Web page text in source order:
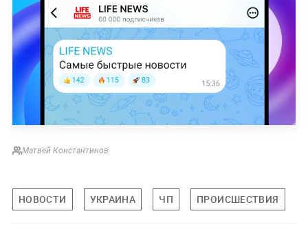
Матвей Константинов
НОВОСТИ УКРАИНА ЧП ПРОИСШЕСТВИЯ